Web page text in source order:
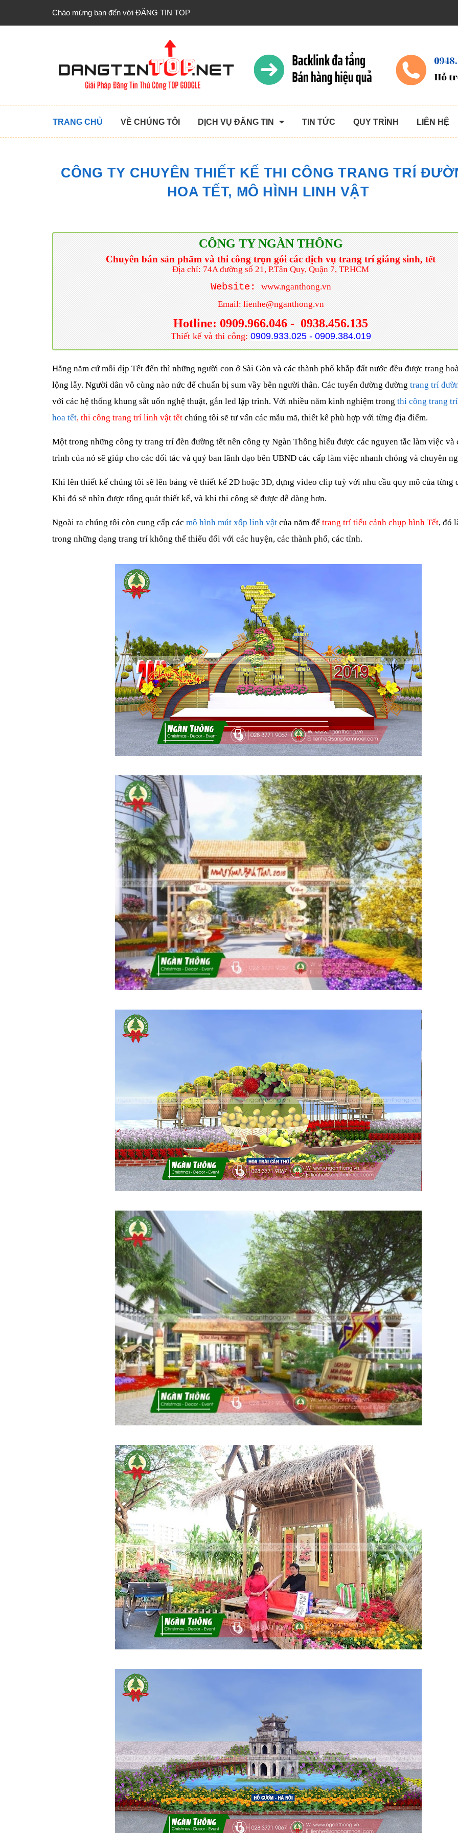
Chào mừng bạn đến với ĐĂNG TIN TOP
TRANG CHỦ VỀ CHÚNG TÔI DỊCH VỤ ĐĂNG TIN TIN TỨC QUY TRÌNH LIÊN HỆ
CÔNG TY CHUYÊN THIẾT KẾ THI CÔNG TRANG TRÍ
HOA TẾT, MÔ HÌNH LINH VẬT
CÔNG TY NGÀN THÔNG
Chuyên bán sản phẩm và thi công trọn gói các dịch vụ trang trí giáng sinh, tết
Địa chỉ: 74A đường số 21, P.Tân Quy, Quận 7, TP.HCM
Website:
www.nganthong.vn
Email: lienhe@nganthong.vn
Hotline: 0909.966.046 - 0938.456.135
Thiết kế và thi công: 0909.933.025 - 0909.384.019
Hằng năm cứ mỗi dịp Tết đến thì những người con ở Sài Gòn và các thành phố khắp đất nước đều được trang
lộng lẫy. Người dân vô cùng nào nức để chuẩn bị sum vầy bên người thân. Các tuyến đường đường trang trí
với các hệ thống khung sắt uốn nghệ thuật, gắn led lập trình. Với nhiều năm kinh nghiệm trong thi công trang
hoa tết, thi công trang trí linh vật tết chúng tôi sẽ tư vấn các mẫu mã, thiết kế phù hợp với từng địa điểm.
Một trong những công ty trang trí đèn đường tết nên công ty Ngàn Thông hiểu được các nguyen tắc làm việc và
trình của nó sẽ giúp cho các đối tác và quý ban lãnh đạo bên UBND các cấp làm việc nhanh chóng và chuyên
Khi lên thiết kế chúng tôi sẽ lên bảng vẽ thiết kế 2D hoặc 3D, dựng video clip tuỳ với nhu cầu quy mô của từng
Khi đó sẽ nhìn được tổng quát thiết kế, và khi thi công sẽ được dễ dàng hơn.
Ngoài ra chúng tôi còn cung cấp các mô hình mút xốp linh vật của năm để trang trí tiểu cảnh chụp hình Tết, đó
trong những dạng trang trí không thể thiếu đối với các huyện, các thành phố, các tỉnh.